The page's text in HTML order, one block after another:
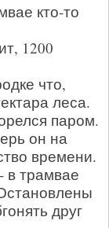
кто-то
1200
что,
леса.
паром.
он на
времени.
в трамвае
друг